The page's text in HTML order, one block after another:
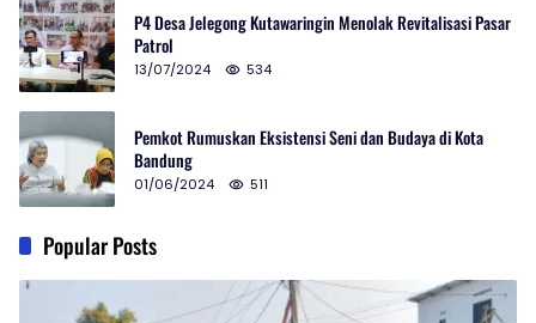
P4 Desa Jelegong Kutawaringin Menolak Revitalisasi Pasar
Patrol
13/07/2024 534
Pemkot Rumuskan Eksistensi Seni dan Budaya di Kota
Bandung
01/06/2024 511
Popular Posts